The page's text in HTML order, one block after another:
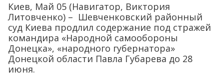
Киев, Май 05 (Навигатор, Виктория
Литовченко) – Шевченковский районный
суд Киева продлил содержание под стражей
командира «Народной самообороны
Донецка», «народного губернатора»
Донецкой области Павла Губарева до 28
июня.